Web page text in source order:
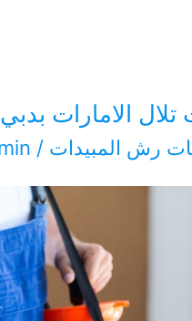
بدبي 0554948127
رش المبيدات /